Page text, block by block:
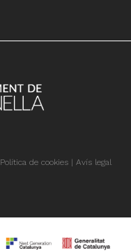
Política de cookies
Avís legal